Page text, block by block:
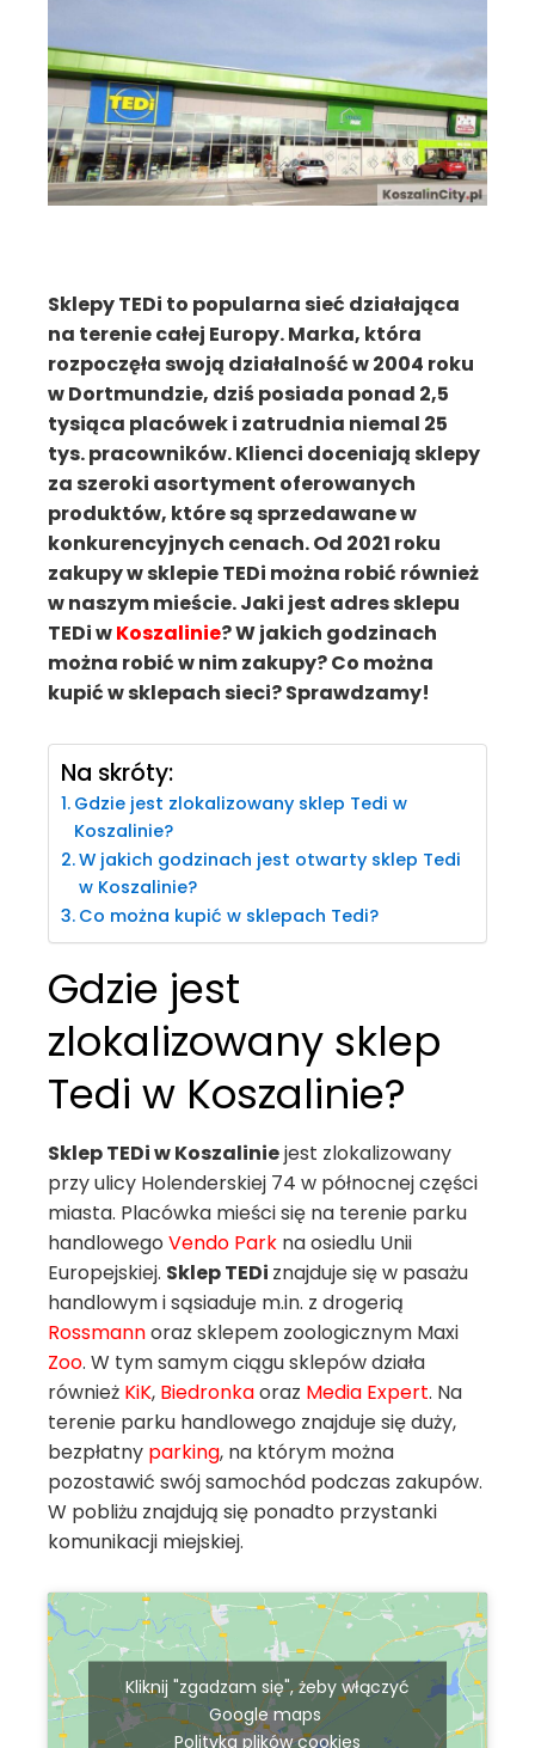
Sklepy TEDi to popularna sieć działająca
na terenie całej Europy. Marka, która
rozpoczęła swoją działalność w 2004 roku
w Dortmundzie, dziś posiada ponad 2,5
tysiąca placówek i zatrudnia niemal 25
tys. pracowników. Klienci doceniają sklepy
za szeroki asortyment oferowanych
produktów, które są sprzedawane w
konkurencyjnych cenach. Od 2021 roku
zakupy w sklepie TEDi można robić również
w naszym mieście. Jaki jest adres sklepu
TEDi wKoszalinie? W jakich godzinach
można robić w nim zakupy? Co można
kupić w sklepach sieci? Sprawdzamy!
Na skróty:
Gdzie jest zlokalizowany sklep Tedi w
Koszalinie?
W jakich godzinach jest otwarty sklep Tedi
w Koszalinie?
Co można kupić w sklepach Tedi?
Gdzie jest
zlokalizowany sklep
Tedi w Koszalinie?
Sklep TEDi w Koszaliniejest zlokalizowany
przy ulicy Holenderskiej 74 w północnej części
miasta. Placówka mieści się na terenie parku
handlowego Vendo Park na osiedlu Unii
Europejskiej. Sklep TEDi znajduje się w pasażu
handlowym i sąsiaduje m.in. z drogerią
Rossmannoraz sklepem zoologicznym Maxi
Zoo. W tym samym ciągu sklepów działa
również KiK, Biedronkaoraz Media Expert. Na
terenie parku handlowego znajduje się duży,
bezpłatny parking, na którym można
pozostawić swój samochód podczas zakupów.
W pobliżu znajdują się ponadto przystanki
komunikacji miejskiej.
Kliknij "zgadzam się", żeby włączyć
Google maps
Polityka plików cookies